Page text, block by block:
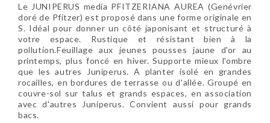
Le JUNIPERUS media PFITZERIANA AUREA (Genévrier
doré de Pfitzer) est proposé dans une forme originale en
S. Idéal pour donner un côté japonisant et structuré à
votre espace. Rustique et résistant bien à la
pollution.Feuillage aux jeunes pousses jaune d'or au
printemps, plus foncé en hiver. Supporte mieux l'ombre
que les autres Juniperus. A planter isolé en grandes
rocailles, en bordures de terrasse ou d'allée. Groupé en
couvre-sol sur talus et grands espaces, en association
avec d'autres Juniperus. Convient aussi pour grands
bacs.